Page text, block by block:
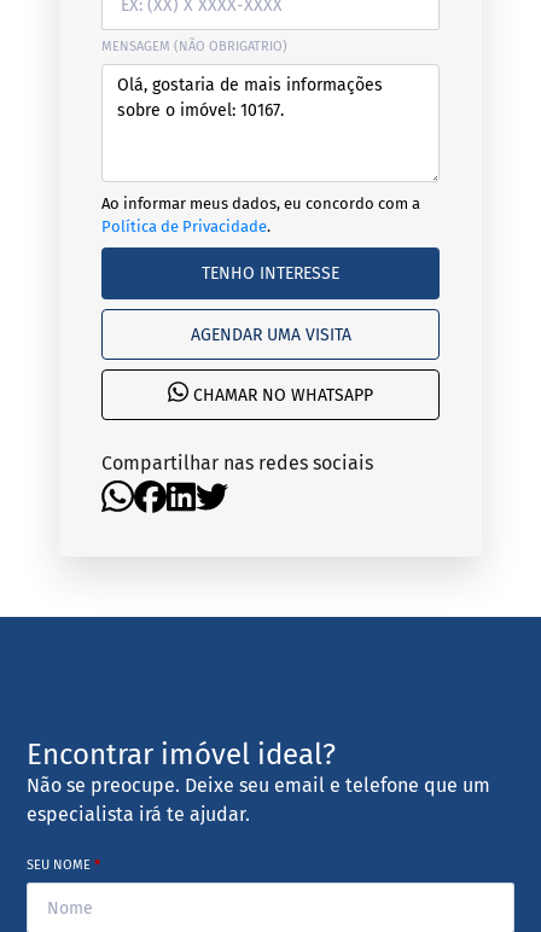
MENSAGEM (NÃO OBRIGATRIO)
Ao informar meus dados, eu concordo com a
Política de Privacidade.
TENHO INTERESSE
AGENDAR UMA VISITA
CHAMAR NO WHATSAPP
Compartilhar nas redes sociais
Encontrar imóvel ideal?
Não se preocupe. Deixe seu email e telefone que um
especialista irá te ajudar.
SEU NOME*